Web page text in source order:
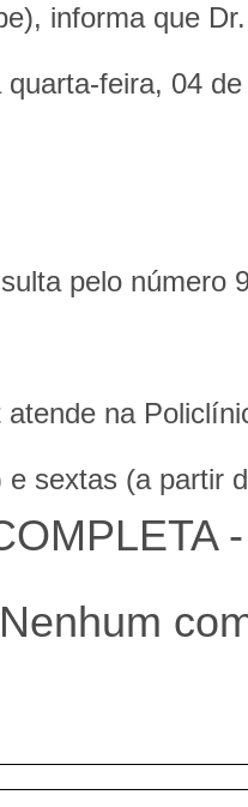
informa que
quarta-feira, 04
pelo número
atende na
e sextas (a partir
Nenhum